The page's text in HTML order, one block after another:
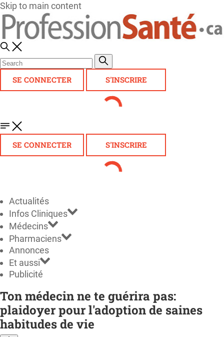
Skip to main content
SE CONNECTER S'INSCRIRE
SE CONNECTER S'INSCRIRE
Actualités
Infos Cliniques
Médecins
Pharmaciens
Annonces
Et aussi
Publicité
Ton médecin ne te guérira pas:
plaidoyer pour l'adoption de saines
habitudes de vie